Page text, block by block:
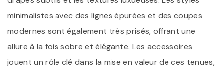
minimalistes avec des lignes épurées et des coupes
modernes sont également très prisés, offrant une
allure à la fois sobre et élégante. Les accessoires
jouent un rôle clé dans la mise en valeur de ces tenues,